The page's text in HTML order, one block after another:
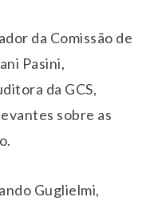
da Comissão de
Pasini,
da GCS,
sobre as
Guglielmi,